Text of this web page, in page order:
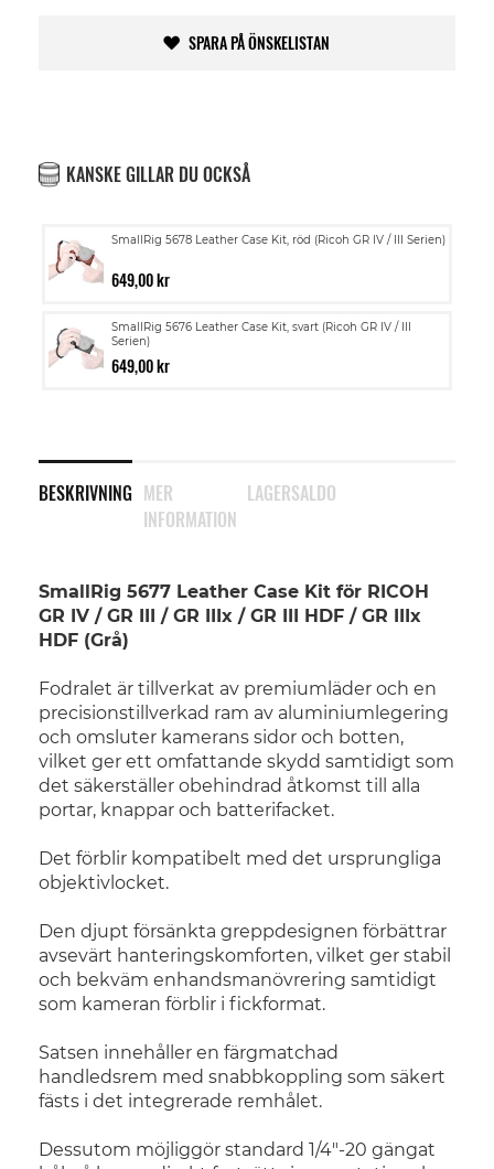
SPARA PÅ ÖNSKELISTAN
KANSKE GILLAR DU OCKSÅ
SmallRig 5678 Leather Case Kit, röd (Ricoh GR IV / III Serien)
649,00 kr
SmallRig 5676 Leather Case Kit, svart (Ricoh GR IV / III
Serien)
649,00 kr
BESKRIVNING
SmallRig 5677 Leather Case Kit för RICOH
GR IV / GR III / GR IIIx / GR III HDF / GR IIIx
HDF (Grå)
Fodralet är tillverkat av premiumläder och en
precisionstillverkad ram av aluminiumlegering
och omsluter kamerans sidor och botten,
vilket ger ett omfattande skydd samtidigt som
det säkerställer obehindrad åtkomst till alla
portar, knappar och batterifacket.
Det förblir kompatibelt med det ursprungliga
objektivlocket.
Den djupt försänkta greppdesignen förbättrar
avsevärt hanteringskomforten, vilket ger stabil
och bekväm enhandsmanövrering samtidigt
som kameran förblir i fickformat.
Satsen innehåller en färgmatchad
handledsrem med snabbkoppling som säkert
fästs i det integrerade remhålet.
Dessutom möjliggör standard 1/4"-20 gängat
MER
INFORMATION
LAGERSALDO